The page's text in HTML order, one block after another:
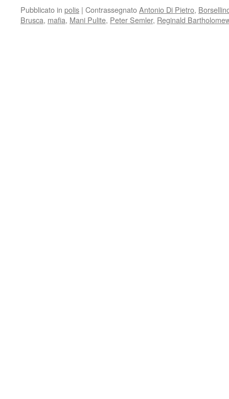
Pubblicato in polis | ContrassegnatoAntonio Di Pietro,
Brusca, mafia, Mani Pulite, Peter Semler, Reginald